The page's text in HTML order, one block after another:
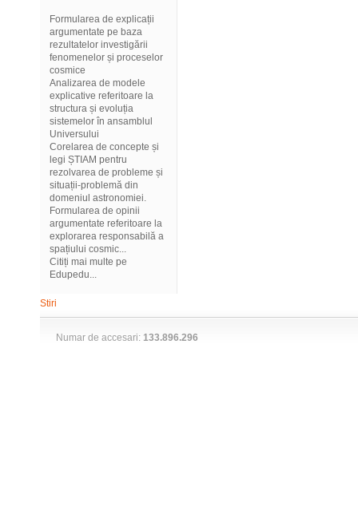
Formularea de explicații
argumentate pe baza
rezultatelor investigării
fenomenelor și proceselor
cosmice
Analizarea de modele
explicative referitoare la
structura și evoluția
sistemelor în ansamblul
Universului
Corelarea de concepte și
legi ȘTIAM pentru
rezolvarea de probleme și
situații-problemă din
domeniul astronomiei.
Formularea de opinii
argumentate referitoare la
explorarea responsabilă a
spațiului cosmic...
Citiți mai multe pe
Edupedu...
Stiri
Numar de accesari: 133.896.296